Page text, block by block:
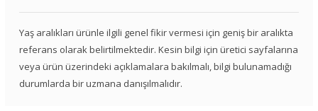
Yaş aralıkları ürünle ilgili genel fikir vermesi için geniş bir aralıkta
referans olarak belirtilmektedir. Kesin bilgi için üretici sayfalarına
veya ürün üzerindeki açıklamalara bakılmalı, bilgi bulunamadığı
durumlarda bir uzmana danışılmalıdır.